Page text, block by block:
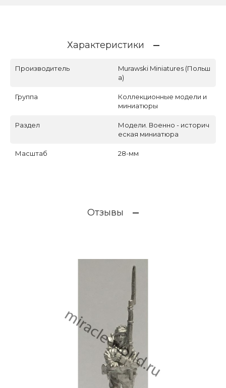
Характеристики
Производитель
Murawski Miniatures (Польш
а)
Группа
Коллекционные модели и
миниатюры
Раздел
Модели. Военно - историч
еская миниатюра
Масштаб 28-мм
Отзывы